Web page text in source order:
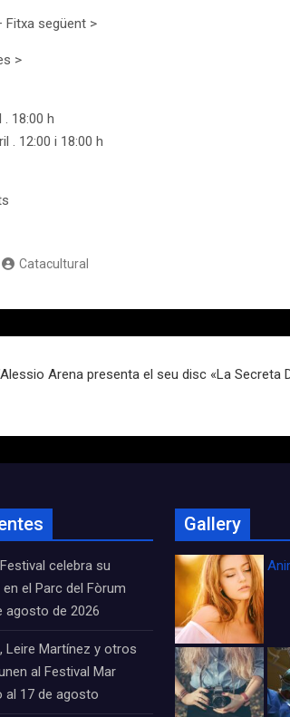
Fitxa següent >
>
. 18:00 h
. 12:00 i 18:00 h
Catacultural
Arena presenta el seu disc «La Secreta
celebra su
el Parc del Fòrum
agosto de 2026
Leire Martínez y otros
al Festival Mar
al 17 de agosto
Gallery